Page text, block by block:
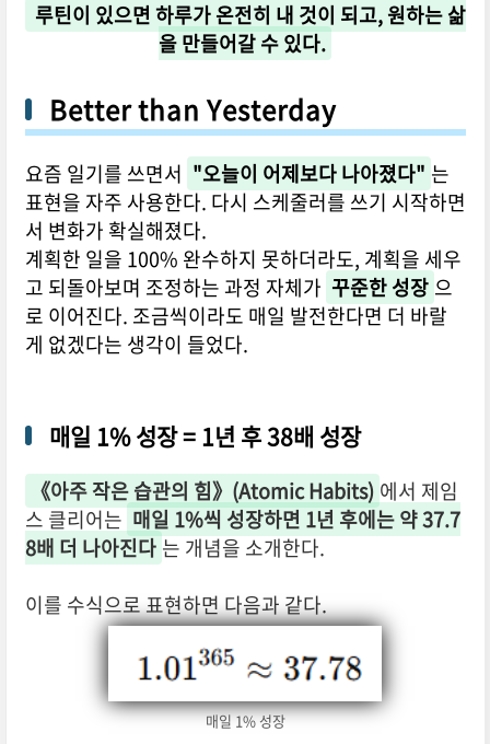
루틴이 있으면 하루가 온전히 내 것이 되고, 원하는 삶
을 만들어갈 수 있다.
Better than Yesterday
요즘 일기를 쓰면서 "오늘이 어제보다 나아졌다" 는
표현을 자주 사용한다. 다시 스케줄러를 쓰기 시작하면
서 변화가 확실해졌다.
계획한 일을 100% 완수하지 못하더라도, 계획을 세우
고 되돌아보며 조정하는 과정 자체가 꾸준한 성장 으
로 이어진다. 조금씩이라도 매일 발전한다면 더 바랄
게 없겠다는 생각이 들었다.
매일 1% 성장 = 1년 후 38배 성장
《아주 작은 습관의 힘》(Atomic Habits) 에서 제임
스 클리어는 매일 1%씩 성장하면 1년 후에는 약 37.7
8배 더 나아진다 는 개념을 소개한다.
이를 수식으로 표현하면 다음과 같다.
매일 1% 성장